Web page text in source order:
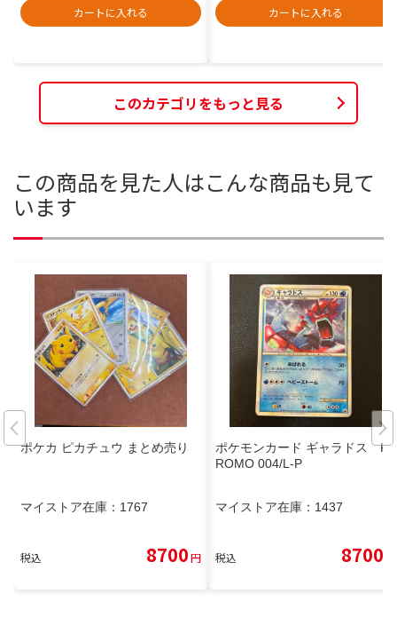
カートに入れる
カートに入れる
このカテゴリをもっと見る
この商品を見た人はこんな商品も見て
います
ポケカ ピカチュウ まとめ売り
マイストア在庫： 1767
税込 8700円
ポケモンカード ギャラドス P
ROMO 004/L-P
マイストア在庫： 1437
税込 8700